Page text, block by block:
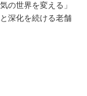
の世界を変える」
深化を続ける老舗